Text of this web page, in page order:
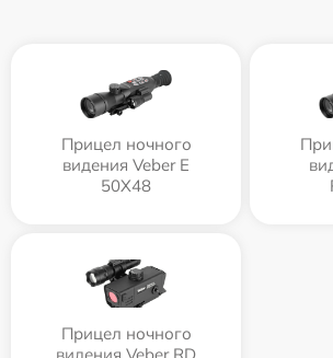
Прицел ночного
видения Veber E
50X48
Прицел ночного
видения Veber RD